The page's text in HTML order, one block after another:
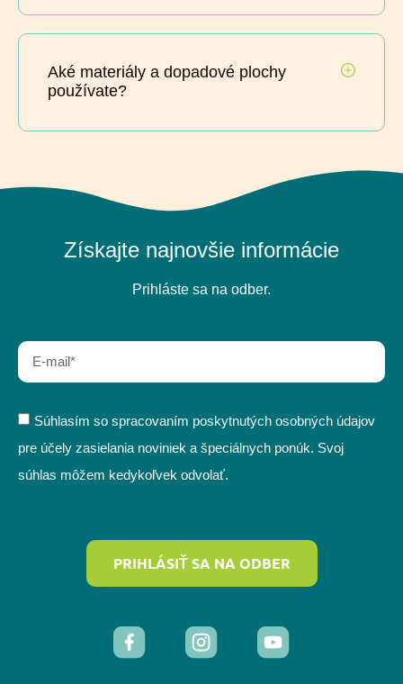
Aké materiály a dopadové plochy
používate?
Získajte najnovšie informácie
Prihláste sa na odber.
Súhlasím so spracovaním poskytnutých osobných údajov
pre účely zasielania noviniek a špeciálnych ponúk. Svoj
súhlas môžem kedykoľvek odvolať.
PRIHLÁSIŤ SA NA ODBER